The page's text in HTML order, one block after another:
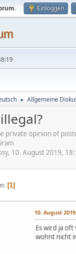
. Einloggen
► Allgemeine
private opinion of
10. August 2019,
1
10. August
Es wird ja
wohnt nicht